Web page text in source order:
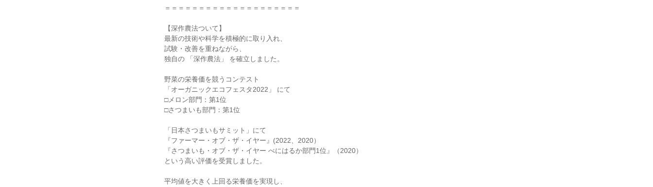
＝＝＝＝＝＝＝＝＝＝＝＝＝＝＝＝＝＝＝＝
【深作農法ついて】
最新の技術や科学を積極的に取り入れ、
試験・改善を重ねながら、
独自の 「深作農法」 を確立しました。
野菜の栄養価を競うコンテスト
「オーガニックエコフェスタ2022」 にて
□メロン部門：第1位
□さつまいも部門：第1位
「日本さつまいもサミット」にて
『ファーマー・オブ・ザ・イヤー』(2022、2020）
『さつまいも・オブ・ザ・イヤー べにはるか部門1位』（2020）
という高い評価を受賞しました。
平均値を大きく上回る栄養価を実現し、